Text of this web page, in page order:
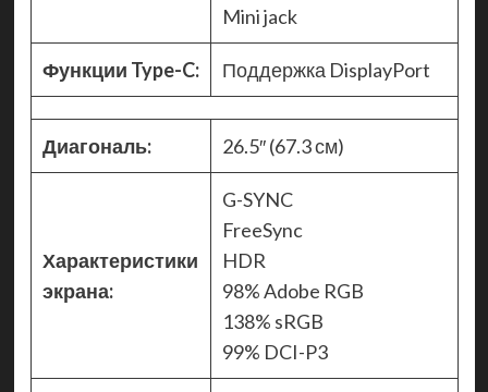
Mini jack
Функции Type-C: Поддержка DisplayPort
Диагональ: 26.5″ (67.3 см)
Характеристики
экрана:
G-SYNC
FreeSync
HDR
98% Adobe RGB
138% sRGB
99% DCI-P3